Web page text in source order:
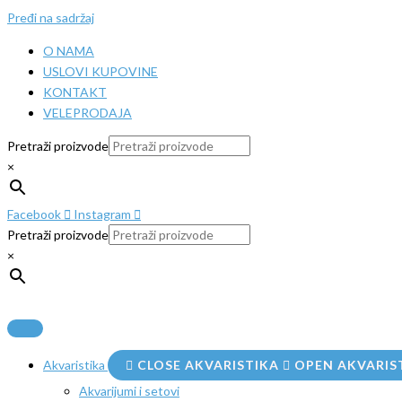
Pređi na sadržaj
O NAMA
USLOVI KUPOVINE
KONTAKT
VELEPRODAJA
Pretraži proizvode
×
Facebook
Instagram
Pretraži proizvode
×
Akvaristika CLOSE AKVARISTIKA
OPEN
Akvarijumi i setovi